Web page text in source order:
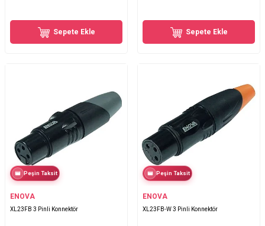
Sepete Ekle Sepete Ekle
Peşin Taksit
ENOVA
XL23FB 3 Pinli Konnektör
Peşin Taksit
ENOVA
XL23FB-W 3 Pinli Konnektör